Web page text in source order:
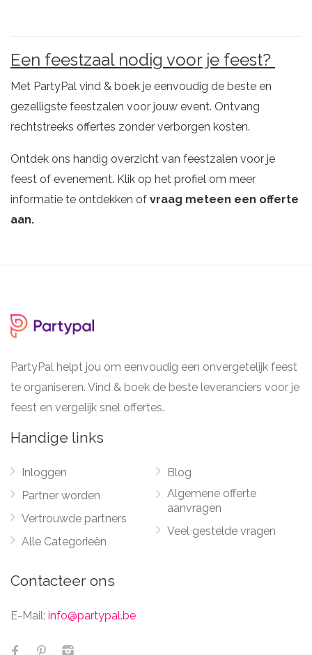
Een feestzaal nodig voor je feest?
Met PartyPal vind & boek je eenvoudig de beste en
gezelligste feestzalen voor jouw event. Ontvang
rechtstreeks offertes zonder verborgen kosten.
Ontdek ons handig overzicht van feestzalen voor je
feest of evenement. Klik op het profiel om meer
informatie te ontdekken of vraag meteen een offerte
aan.
PartyPal helpt jou om eenvoudig een onvergetelijk feest
te organiseren. Vind & boek de beste leveranciers voor je
feest en vergelijk snel offertes.
Handige links
Inloggen
Partner worden
Vertrouwde partners
Alle Categorieën
Blog
Algemene offerte
aanvragen
Veel gestelde vragen
Contacteer ons
E-Mail: info@partypal.be